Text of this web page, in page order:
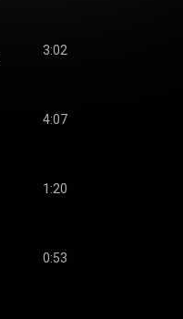
3:02
4:07
1:20
0:53